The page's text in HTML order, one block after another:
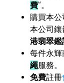
費"。
購買本公
本公司
港翡翠鑑
每件永
繩服務。
免費註冊